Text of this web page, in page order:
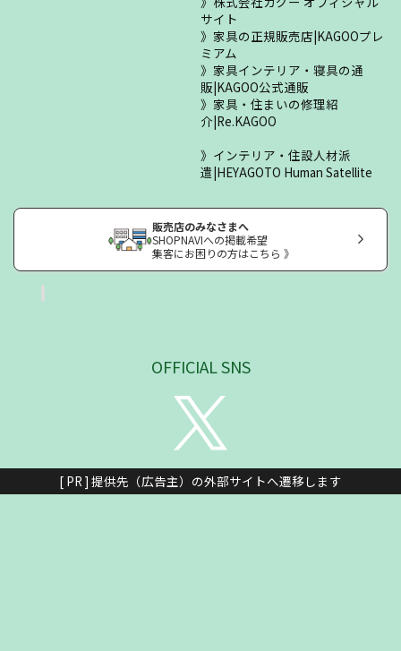
サイト
家具の正規販売店|KAGOOプレ
ミアム
家具インテリア・寝具の通
販|KAGOO公式通販
家具・住まいの修理紹
介|Re.KAGOO
インテリア・住設人材派
遣|HEYAGOTO Human Satellite
販売店のみなさまへ
SHOPNAVIへの掲載希望
集客にお困りの方はこちら 》
OFFICIAL SNS
[ PR ] 提供先（広告主）の外部サイトへ遷移します